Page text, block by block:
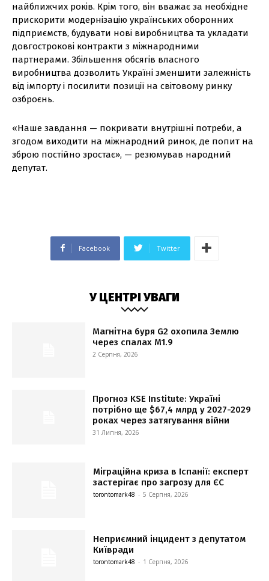
найближчих років. Крім того, він вважає за необхідне
прискорити модернізацію українських оборонних
підприємств, будувати нові виробництва та укладати
довгострокові контракти з міжнародними
партнерами. Збільшення обсягів власного
виробництва дозволить Україні зменшити залежність
від імпорту і посилити позиції на світовому ринку
озброєнь.
«Наше завдання — покривати внутрішні потреби, а
згодом виходити на міжнародний ринок, де попит на
зброю постійно зростає», — резюмував народний
депутат.
Facebook Twitter
У ЦЕНТРІ УВАГИ
Магнітна буря G2 охопила Землю
через спалах M1.9
2 Серпня, 2026
Прогноз KSE Institute: Україні
потрібно ще $67,4 млрд у 2027-2029
роках через затягування війни
31 Липня, 2026
Міграційна криза в Іспанії: експерт
застерігає про загрозу для ЄС
torontomark48 - 5 Серпня, 2026
Неприємний інцидент з депутатом
Київради
torontomark48 - 1 Серпня, 2026